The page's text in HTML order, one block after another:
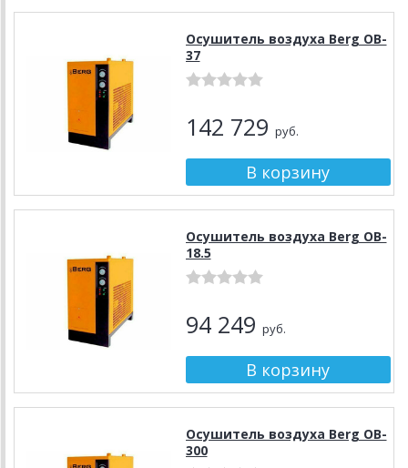
Осушитель воздуха Berg OB-
37
142 729 руб.
Осушитель воздуха Berg OB-
18.5
94 249 руб.
Осушитель воздуха Berg OB-
300